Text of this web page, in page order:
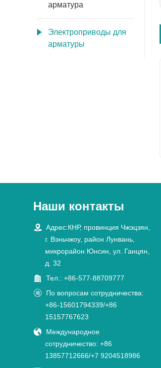
арматура
Электроприводы для
арматуры
Наши контакты
 Адрес:КНР, провинция Чжэцзян,
г. Вэньчжоу, район Лунвань,
микрорайон Юнсин, ул. Ганцян,
д. 32
 Тел.: +86-577-88709777

По вопросам сотрудничества:
+86-15601794339/+86
15157767623

Международное
сотрудничество: +86
13857712666/+7 9204518986